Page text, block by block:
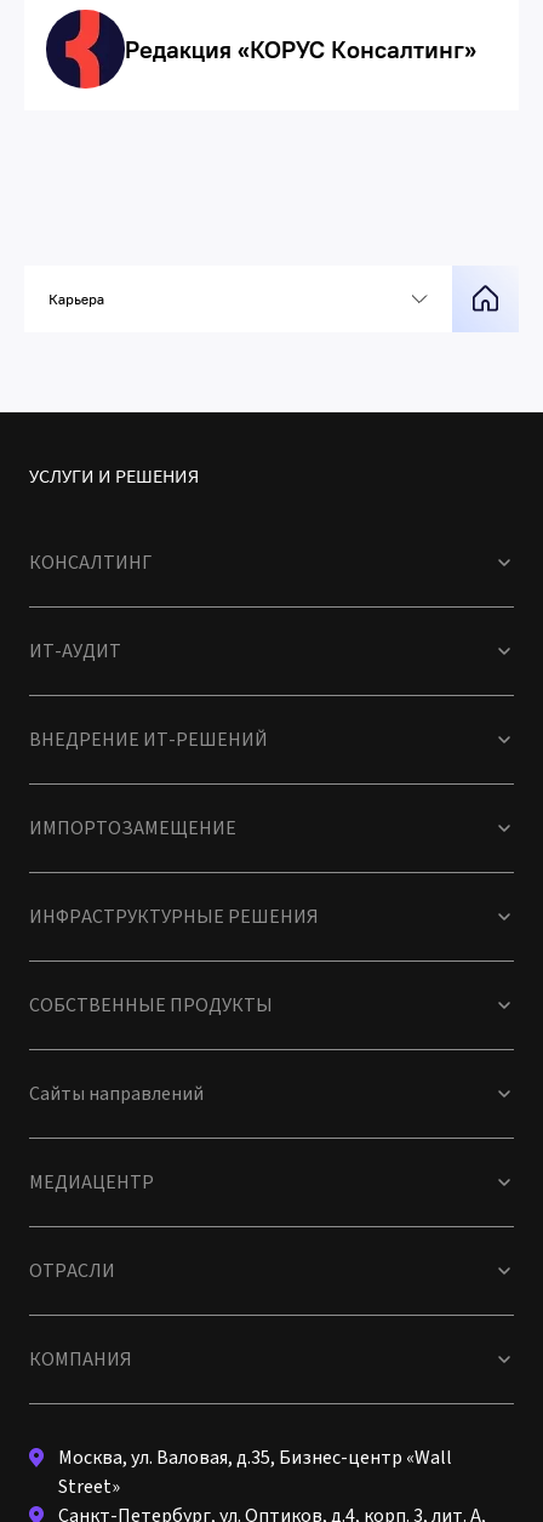
Редакция «КОРУС Консалтинг»
Карьера
УСЛУГИ И РЕШЕНИЯ
КОНСАЛТИНГ
ИТ-АУДИТ
ВНЕДРЕНИЕ ИТ-РЕШЕНИЙ
ИМПОРТОЗАМЕЩЕНИЕ
ИНФРАСТРУКТУРНЫЕ РЕШЕНИЯ
СОБСТВЕННЫЕ ПРОДУКТЫ
Сайты направлений
МЕДИАЦЕНТР
ОТРАСЛИ
КОМПАНИЯ
Москва, ул. Валовая, д.35, Бизнес-центр «Wall
Street»
Санкт-Петербург, ул. Оптиков, д.4, корп. 3, лит. А,